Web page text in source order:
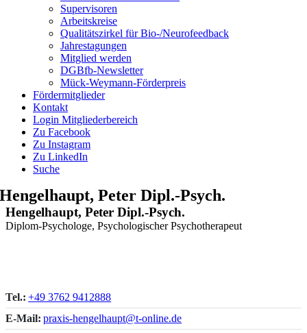
Supervisoren
Arbeitskreise
Qualitätszirkel für Bio-/Neurofeedback
Jahrestagungen
Mitglied werden
DGBfb-Newsletter
Mück-Weymann-Förderpreis
Fördermitglieder
Kontakt
Login Mitgliederbereich
Zu Facebook
Zu Instagram
Zu LinkedIn
Suche
Hengelhaupt, Peter Dipl.-Psych.
Hengelhaupt, Peter Dipl.-Psych.
Diplom-Psychologe, Psychologischer Psychotherapeut
Tel.: +49 3762 9412888
E-Mail: praxis-hengelhaupt@t-online.de